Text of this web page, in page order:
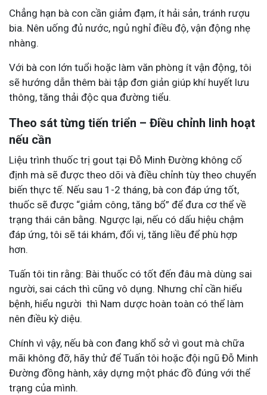
Chẳng hạn bà con cần giảm đạm, ít hải sản, tránh rượu
bia. Nên uống đủ nước, ngủ nghỉ điều độ, vận động nhẹ
nhàng.
Với bà con lớn tuổi hoặc làm văn phòng ít vận động, tôi
sẽ hướng dẫn thêm bài tập đơn giản giúp khí huyết lưu
thông, tăng thải độc qua đường tiểu.
Theo sát từng tiến triển – Điều chỉnh linh hoạt
nếu cần
Liệu trình thuốc trị gout tại Đỗ Minh Đường không cố
định mà sẽ được theo dõi và điều chỉnh tùy theo chuyển
biến thực tế. Nếu sau 1-2 tháng, bà con đáp ứng tốt,
thuốc sẽ được “giảm công, tăng bổ” để đưa cơ thể về
trạng thái cân bằng. Ngược lại, nếu có dấu hiệu chậm
đáp ứng, tôi sẽ tái khám, đổi vị, tăng liều để phù hợp
hơn.
Tuấn tôi tin rằng: Bài thuốc có tốt đến đâu mà dùng sai
người, sai cách thì cũng vô dụng. Nhưng chỉ cần hiểu
bệnh, hiểu người thì Nam dược hoàn toàn có thể làm
nên điều kỳ diệu.
Chính vì vậy, nếu bà con đang khổ sở vì gout mà chữa
mãi không đỡ, hãy thử để Tuấn tôi hoặc đội ngũ Đỗ Minh
Đường đồng hành, xây dựng một phác đồ đúng với thể
trạng của mình.